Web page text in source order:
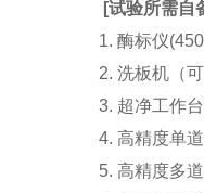
[试验所需自
1. 酶标仪
2. 洗板机（
3. 超净工作
4. 高精度单
5. 高精度多